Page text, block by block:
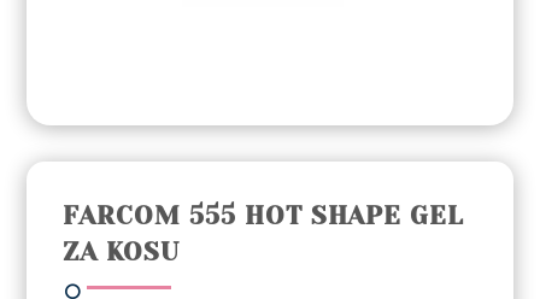
FARCOM 555 HOT SHAPE GEL
ZA KOSU